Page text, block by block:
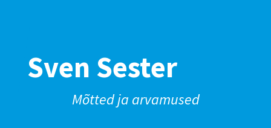
Sven Sester
Mõtted ja arvamused